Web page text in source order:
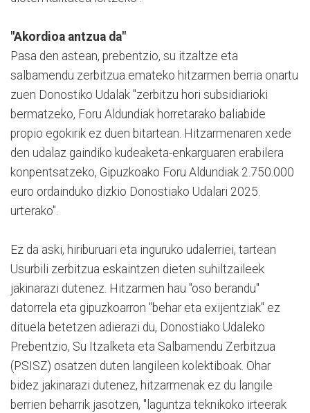
"Akordioa antzua da"
Pasa den astean, prebentzio, su itzaltze eta
salbamendu zerbitzua emateko hitzarmen berria onartu
zuen Donostiko Udalak "zerbitzu hori subsidiarioki
bermatzeko, Foru Aldundiak horretarako baliabide
propio egokirik ez duen bitartean. Hitzarmenaren xede
den udalaz gaindiko kudeaketa-enkarguaren erabilera
konpentsatzeko, Gipuzkoako Foru Aldundiak 2.750.000
euro ordainduko dizkio Donostiako Udalari 2025.
urterako".
Ez da aski, hiriburuari eta inguruko udalerriei, tartean
Usurbili zerbitzua eskaintzen dieten suhiltzaileek
jakinarazi dutenez. Hitzarmen hau "oso berandu"
datorrela eta gipuzkoarron "behar eta exijentziak" ez
dituela betetzen adierazi du, Donostiako Udaleko
Prebentzio, Su Itzalketa eta Salbamendu Zerbitzua
(PSISZ) osatzen duten langileen kolektiboak. Ohar
bidez jakinarazi dutenez, hitzarmenak ez du langile
berrien beharrik jasotzen, "laguntza teknikoko irteerak